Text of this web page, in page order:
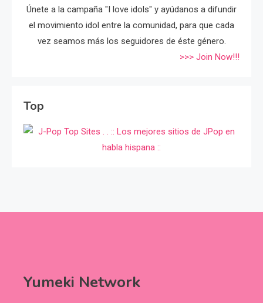
Únete a la campaña "I love idols" y ayúdanos a difundir
el movimiento idol entre la comunidad, para que cada
vez seamos más los seguidores de éste género.
>>> Join Now!!!
Top
Yumeki Network